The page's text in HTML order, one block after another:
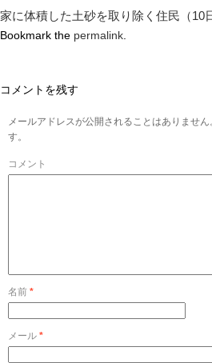
家に体積した土砂を取り除く住民（10
Bookmark the permalink
コメントを残す
メールアドレスが公開されることはありませ
す。
コメント
名前 *
メール *